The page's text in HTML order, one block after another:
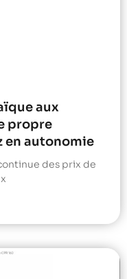
aux
propre
en autonomie
des prix de